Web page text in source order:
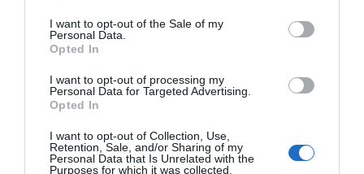
I want to opt-out of the Sale of my
Personal Data.
Opted In
I want to opt-out of processing my
Personal Data for Targeted Advertising.
Opted In
I want to opt-out of Collection, Use,
Retention, Sale, and/or Sharing of my
Personal Data that Is Unrelated with the
Purposes for which it was collected.
040075 Heutink - Πινέλο
Ξύλινη Λαβή
Κωδικός:040075 EDUCO (By HEUTINK)
0,45 €